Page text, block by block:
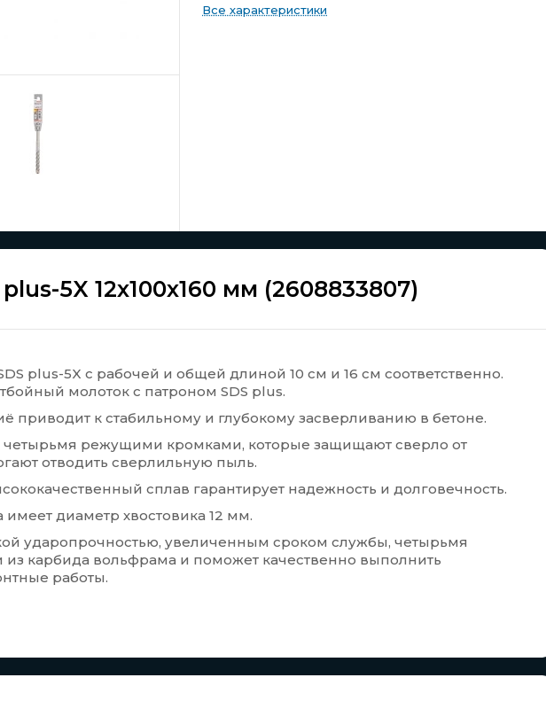
Все характеристики
5X 12x100x160 мм (2608833807)
plus-5X с рабочей и общей длиной 10 см и 16 см соответственно.
молоток с патроном SDS plus.
приводит к стабильному и глубокому засверливанию в бетоне.
четырьмя режущими кромками, которые защищают сверло от
отводить сверлильную пыль.
сплав гарантирует надежность и долговечность.
диаметр хвостовика 12 мм.
ударопрочностью, увеличенным сроком службы, четырьмя
карбида вольфрама и поможет качественно выполнить
работы.